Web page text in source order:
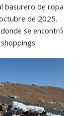
basurero de ropa
de 2025.
se encontró